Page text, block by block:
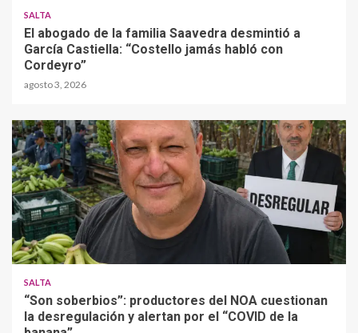
SALTA
El abogado de la familia Saavedra desmintió a
García Castiella: “Costello jamás habló con
Cordeyro”
agosto 3, 2026
SALTA
“Son soberbios”: productores del NOA cuestionan
la desregulación y alertan por el “COVID de la